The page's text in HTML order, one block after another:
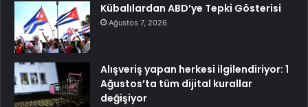
Kübalılardan ABD’ye Tepki Gösterisi
Ağustos 7, 2026
Alışveriş yapan herkesi ilgilendiriyor: 1
Ağustos’ta tüm dijital kurallar
değişiyor